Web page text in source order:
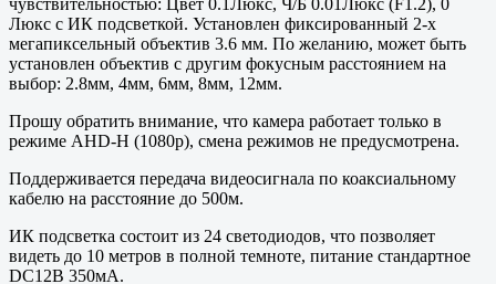
чувствительностью: Цвет 0.1Люкс, Ч/Б 0.01Люкс (F1.2), 0
Люкс с ИК подсветкой. Установлен фиксированный 2-х
мегапиксельный объектив 3.6 мм. По желанию, может быть
установлен объектив с другим фокусным расстоянием на
выбор: 2.8мм, 4мм, 6мм, 8мм, 12мм.
Прошу обратить внимание, что камера работает только в
режиме AHD-H (1080p), смена режимов не предусмотрена.
Поддерживается передача видеосигнала по коаксиальному
кабелю на расстояние до 500м.
ИК подсветка состоит из 24 светодиодов, что позволяет
видеть до 10 метров в полной темноте, питание стандартное
DC12В 350мА.